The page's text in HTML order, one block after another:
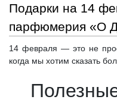
Подарки на 14
парфюмерия «О
14 февраля — это не
когда мы хотим сказать